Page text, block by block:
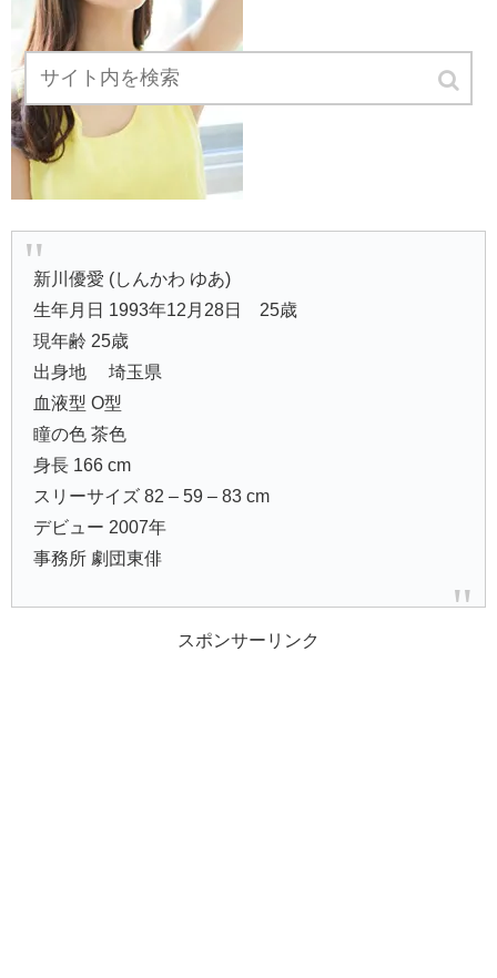
新川優愛 (しんかわ ゆあ)
生年月日 1993年12月28日 25歳
現年齢 25歳
出身地 埼玉県
血液型 O型
瞳の色 茶色
身長 166 cm
スリーサイズ 82 – 59 – 83 cm
デビュー 2007年
事務所 劇団東俳
スポンサーリンク